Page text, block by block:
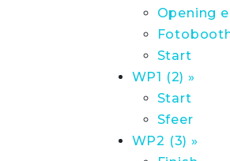
Opening
Start
WP1 (2) »
Start
Sfeer
WP2 (3) »